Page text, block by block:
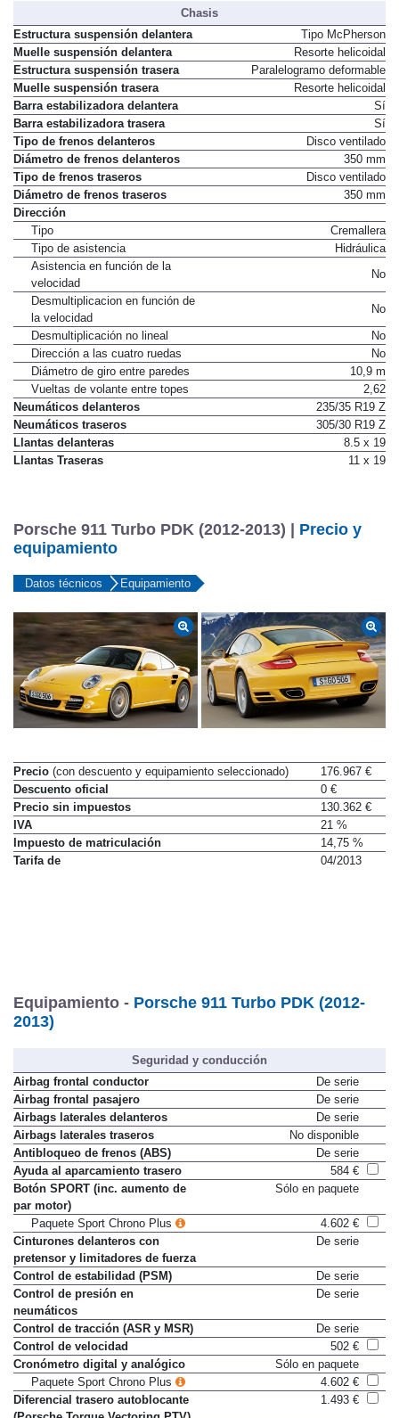
Chasis
Estructura suspensión delantera
Tipo McPherson
Muelle suspensión delantera
Resorte helicoidal
Estructura suspensión trasera
Paralelogramo deformable
Muelle suspensión trasera
Resorte helicoidal
Barra estabilizadora delantera
Sí
Barra estabilizadora trasera
Sí
Tipo de frenos delanteros
Disco ventilado
Diámetro de frenos delanteros
350 mm
Tipo de frenos traseros
Disco ventilado
Diámetro de frenos traseros
350 mm
Dirección
Tipo
Cremallera
Tipo de asistencia
Hidráulica
Asistencia en función de la
velocidad
No
Desmultiplicacion en función de
la velocidad
No
Desmultiplicación no lineal
No
Dirección a las cuatro ruedas
No
Diámetro de giro entre paredes
10,9 m
Vueltas de volante entre topes
2,62
Neumáticos delanteros
235/35 R19 Z
Neumáticos traseros
305/30 R19 Z
Llantas delanteras
8.5 x 19
Llantas Traseras
11 x 19
Porsche 911 Turbo PDK (2012-2013) | Precio y
equipamiento
Datos técnicos Equipamiento
Precio (con descuento y equipamiento seleccionado)
176.967 €
Descuento oficial
0 €
Precio sin impuestos
130.362 €
IVA
21 %
Impuesto de matriculación
14,75 %
Tarifa de
04/2013
Equipamiento - Porsche 911 Turbo PDK (2012-
2013)
Seguridad y conducción
Airbag frontal conductor
De serie
Airbag frontal pasajero
De serie
Airbags laterales delanteros
De serie
Airbags laterales traseros
No disponible
Antibloqueo de frenos (ABS)
De serie
Ayuda al aparcamiento trasero
584 €
Botón SPORT (inc. aumento de
par motor)
Sólo en paquete
Paquete Sport Chrono Plus
4.602 €
Cinturones delanteros con
pretensor y limitadores de fuerza
De serie
Control de estabilidad (PSM)
De serie
Control de presión en
neumáticos
De serie
Control de tracción (ASR y MSR)
De serie
Control de velocidad
502 €
Cronómetro digital y analógico
Sólo en paquete
Paquete Sport Chrono Plus
4.602 €
Diferencial trasero autoblocante
1.493 €